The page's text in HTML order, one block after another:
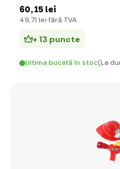
60,15 lei
49,71 lei fără TVA
+ 13 puncte
Ultima bucată în stoc(La